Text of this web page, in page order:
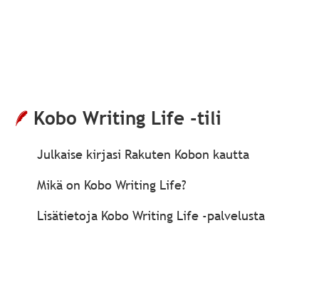
Kobo Writing Life -tili
Julkaise kirjasi Rakuten Kobon kautta
Mikä on Kobo Writing Life?
Lisätietoja Kobo Writing Life -palvelusta